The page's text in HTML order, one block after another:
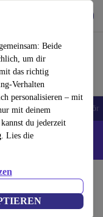
Beide
um dir
das richtig
Verhalten
personalisieren – mit
mit deinem
kannst du jederzeit
. Lies die
Smartwatches Zubehör
- Code: